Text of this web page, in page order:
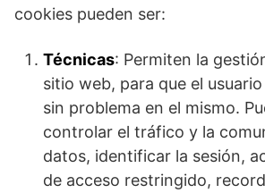
cookies pueden ser:
Técnicas: Permiten la
sitio web, para que el
sin problema en el mismo.
controlar el tráfico y la
datos, identificar la sesión,
de acceso restringido,